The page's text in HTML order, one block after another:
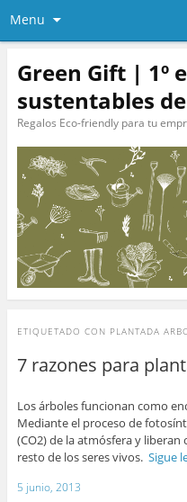
Menu
Green Gift | 1º
sustentables
Regalos Eco-friendly para tu
ETIQUETADO CON PLANTADA
7 razones para
Los árboles funcionan como
Mediante el proceso de
(CO2) de la atmósfera y
resto de los seres vivos. Sigue
5 junio, 2013